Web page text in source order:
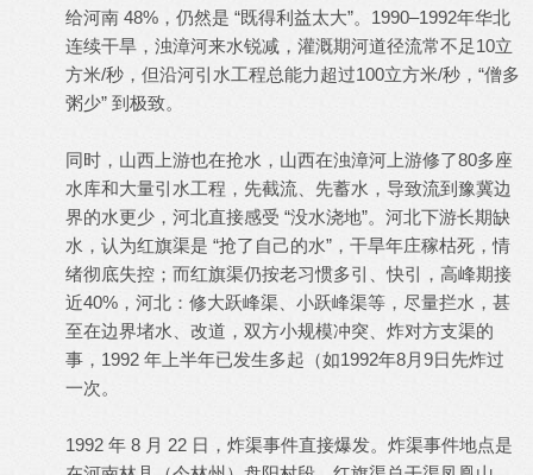
给河南 48%，仍然是 “既得利益太大”。1990–1992年华北
连续干旱，浊漳河来水锐减，灌溉期河道径流常不足10立
方米/秒，但沿河引水工程总能力超过100立方米/秒，“僧多
粥少” 到极致。
同时，山西上游也在抢水，山西在浊漳河上游修了80多座
水库和大量引水工程，先截流、先蓄水，导致流到豫冀边
界的水更少，河北直接感受 “没水浇地”。河北下游长期缺
水，认为红旗渠是 “抢了自己的水”，干旱年庄稼枯死，情
绪彻底失控；而红旗渠仍按老习惯多引、快引，高峰期接
近40%，河北：修大跃峰渠、小跃峰渠等，尽量拦水，甚
至在边界堵水、改道，双方小规模冲突、炸对方支渠的
事，1992 年上半年已发生多起（如1992年8月9日先炸过
一次。
1992 年 8 月 22 日，炸渠事件直接爆发。炸渠事件地点是